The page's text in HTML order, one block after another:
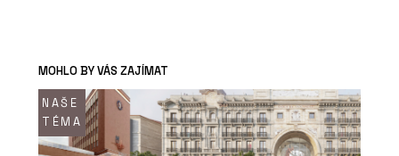
MOHLO BY VÁS ZAJÍMAT
NAŠE
TÉMA